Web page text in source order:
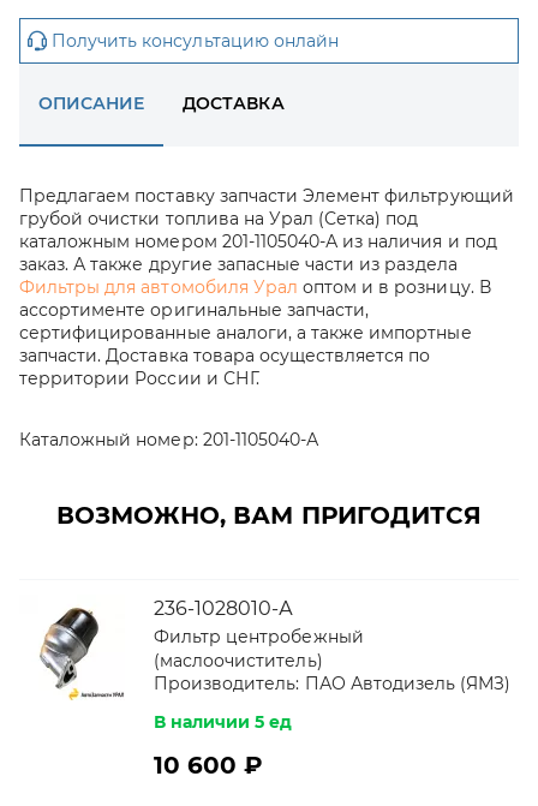
Получить консультацию онлайн
ОПИСАНИЕ ДОСТАВКА
Предлагаем поставку запчасти Элемент фильтрующий
грубой очистки топлива на Урал (Сетка) под
каталожным номером 201-1105040-А из наличия и под
заказ. А также другие запасные части из раздела
Фильтры для автомобиля Урал оптом и в розницу. В
ассортименте оригинальные запчасти,
сертифицированные аналоги, а также импортные
запчасти. Доставка товара осуществляется по
территории России и СНГ.
Каталожный номер: 201-1105040-А
ВОЗМОЖНО, ВАМ ПРИГОДИТСЯ
236-1028010-А
Фильтр центробежный
(маслоочиститель)
Производитель: ПАО Автодизель (ЯМЗ)
В наличии 5 ед
10 600 ₽